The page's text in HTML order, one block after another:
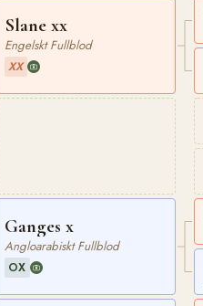
Slane xx
Engelskt Fullblod
XX
Ganges x
Angloarabiskt Fullblod
OX